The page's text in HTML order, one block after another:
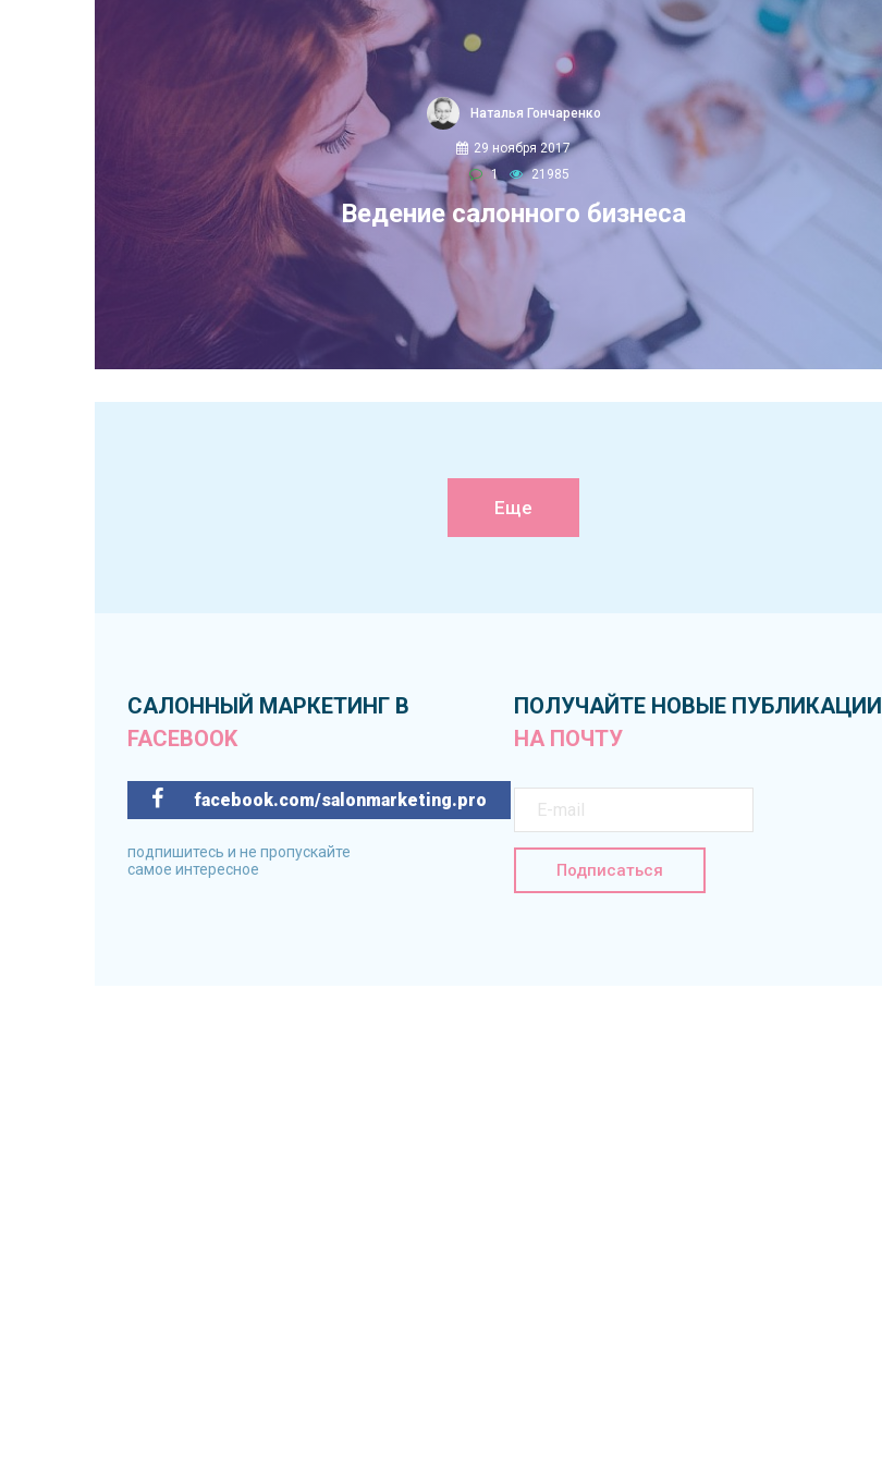
Наталья Гончаренко
29 ноября 2017
1
21985
Ведение салонного бизнеса
Еще
САЛОННЫЙ МАРКЕТИНГ В
FACEBOOK
facebook.com/salonmarketing.pro
подпишитесь и не пропускайте
самое интересное
ПОЛУЧАЙТЕ НОВЫЕ ПУБЛИКАЦИИ
НА ПОЧТУ
Подписаться